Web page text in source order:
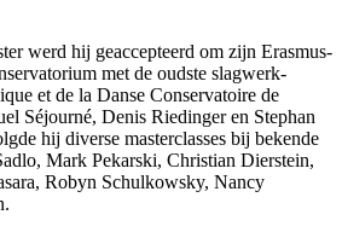
werd hij geaccepteerd om zijn Erasmus-
met de oudste slagwerk-
et de la Danse Conservatoire de
Séjourné, Denis Riedinger en Stephan
hij diverse masterclasses bij bekende
Mark Pekarski, Christian Dierstein,
Robyn Schulkowsky, Nancy